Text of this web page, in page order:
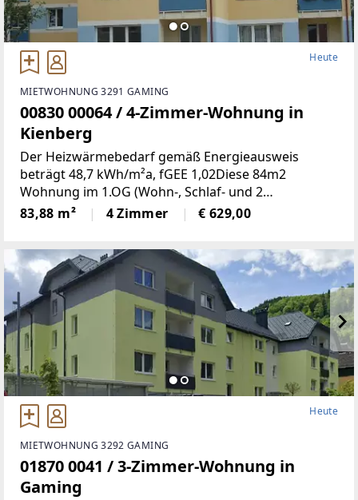
Heute
MIETWOHNUNG 3291 GAMING
00830 00064 / 4-Zimmer-Wohnung in
Kienberg
Der Heizwärmebedarf gemäß Energieausweis
beträgt 48,7 kWh/m²a, fGEE 1,02Diese 84m2
Wohnung im 1.OG (Wohn-, Schlaf- und 2
Kinderzimmer, Küche, Bad, WC, Abstell- und
Vorraum, Loogia) befindet sich in einer ruhigen
83,88 m² 4 Zimmer € 629,00
Heute
MIETWOHNUNG 3292 GAMING
01870 0041 / 3-Zimmer-Wohnung in
Gaming